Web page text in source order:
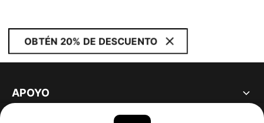
OBTÉN 20% DE DESCUENTO
APOYO